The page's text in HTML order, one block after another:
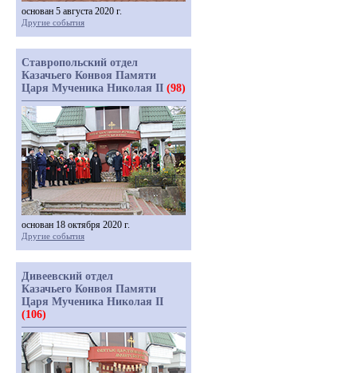
основан 5 августа 2020 г.
Другие события
Ставропольский отдел
Казачьего Конвоя Памяти
Царя Мученика Николая II (98)
основан 18 октября 2020 г.
Другие события
Дивеевский отдел
Казачьего Конвоя Памяти
Царя Мученика Николая II
(106)